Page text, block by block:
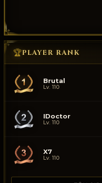
🏆PLAYER RANK
Brutal
Lv. 110
IDoctor
Lv. 110
X7
Lv. 110